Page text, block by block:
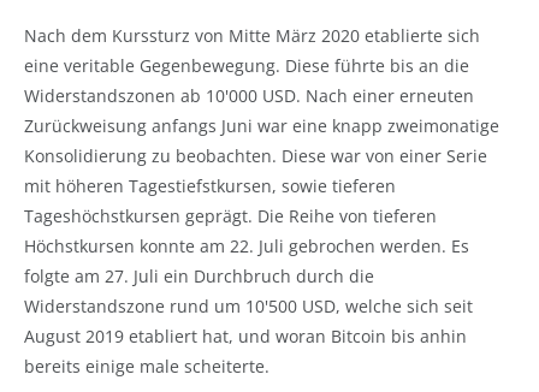
Nach dem Kurssturz von Mitte März 2020 etablierte sich
eine veritable Gegenbewegung. Diese führte bis an die
Widerstandszonen ab 10'000 USD. Nach einer erneuten
Zurückweisung anfangs Juni war eine knapp zweimonatige
Konsolidierung zu beobachten. Diese war von einer Serie
mit höheren Tagestiefstkursen, sowie tieferen
Tageshöchstkursen geprägt. Die Reihe von tieferen
Höchstkursen konnte am 22. Juli gebrochen werden. Es
folgte am 27. Juli ein Durchbruch durch die
Widerstandszone rund um 10'500 USD, welche sich seit
August 2019 etabliert hat, und woran Bitcoin bis anhin
bereits einige male scheiterte.